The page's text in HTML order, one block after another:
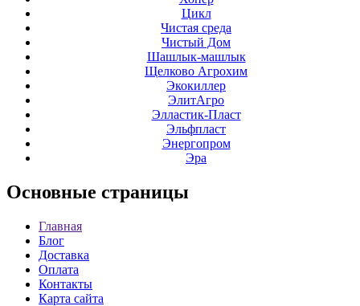
Цикл
Чистая среда
Чистый Дом
Шашлык-машлык
Щелково Агрохим
Экокиллер
ЭлитАгро
Элластик-Пласт
Эльфпласт
Энергопром
Эра
Основные страницы
Главная
Блог
Доставка
Оплата
Контакты
Карта сайта